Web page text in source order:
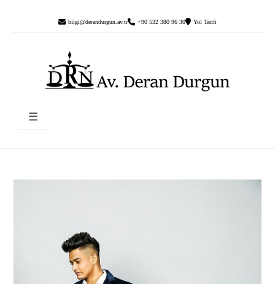
bilgi@derandurgun.av.tr +90 532 380 96 30 Yol Tarifi
☰